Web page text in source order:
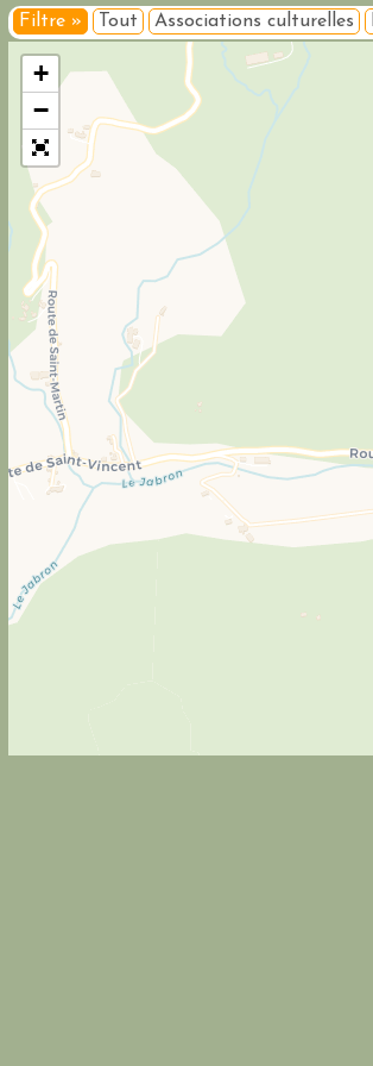
Filtre » Tout Associations culturelles
+
−